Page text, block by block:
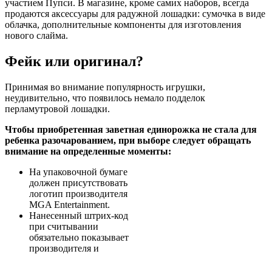
участием Пупси. В магазине, кроме самих наборов, всегда
продаются аксессуары для радужной лошадки: сумочка в виде
облачка, дополнительные компоненты для изготовления
нового слайма.
Фейк или оригинал?
Принимая во внимание популярность игрушки,
неудивительно, что появилось немало подделок
перламутровой лошадки.
Чтобы приобретенная заветная единорожка не стала для
ребенка разочарованием, при выборе следует обращать
внимание на определенные моменты:
На упаковочной бумаге
должен присутствовать
логотип производителя
MGA Entertainment.
Нанесенный штрих-код
при считывании
обязательно показывает
производителя и